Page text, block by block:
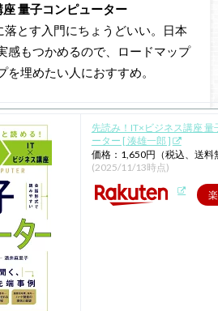
量子コンピューター
とす入門にちょうどいい。日本
感もつかめるので、ロードマップ
を埋めたい人におすすめ。
先読み！IT×ビジネス講座 量
ーター [ 湊雄一郎 ]
価格：1,650円（税込、送料
(2025/11/13時点)